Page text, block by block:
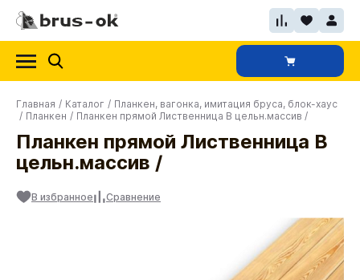
Главная / Каталог / Планкен, вагонка, имитация бруса, блок-хаус
/ Планкен / Планкен прямой Лиственница В цельн.массив /
Планкен прямой Лиственница В
цельн.массив /
В избранное Сравнение